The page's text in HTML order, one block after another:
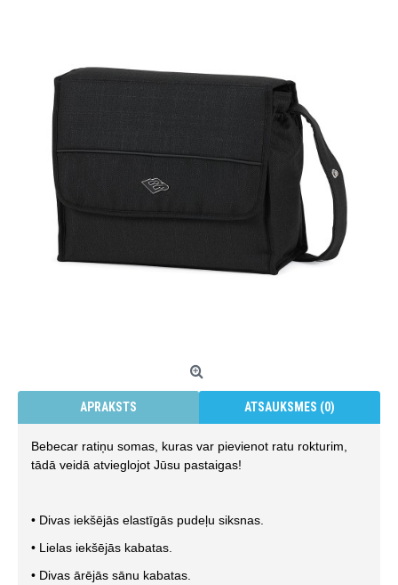
APRAKSTS ATSAUKSMES (0)
Bebecar ratiņu somas, kuras var pievienot ratu rokturim,
tādā veidā atvieglojot Jūsu pastaigas!
• Divas iekšējās elastīgās pudeļu siksnas.
• Lielas iekšējās kabatas.
• Divas ārējās sānu kabatas.